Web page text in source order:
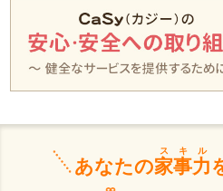
あなたの家事力
スキル